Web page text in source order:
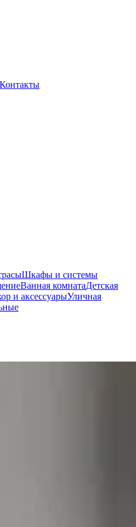
Контакты
Шкафы и системы
Ванная комнатаДетская
и аксессуарыУличная